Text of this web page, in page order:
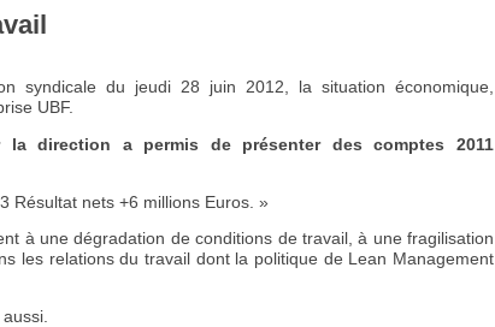
syndicale du jeudi 28 juin 2012, la situation économique,
UBF.
direction a permis de présenter des comptes 2011
Résultat nets +6 millions Euros.
à une dégradation de conditions de travail, à une fragilisation
les relations du travail dont la politique de Lean Management